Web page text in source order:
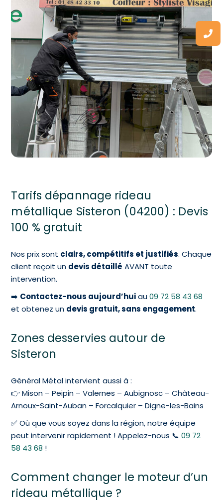
Tarifs dépannage rideau
métallique Sisteron (04200) : Devis
100 % gratuit
Nos prix sont clairs, compétitifs et justifiés. Chaque
client reçoit un devis détaillé AVANT toute
intervention.
➡️ Contactez-nous aujourd’huiau09 72 58 43 68
et obtenez un devis gratuit, sans engagement.
Zones desservies autour de
Sisteron
Général Métal intervient aussi à :
👉 Mison – Peipin – Valernes – Aubignosc – Château-
Arnoux-Saint-Auban – Forcalquier – Digne-les-Bains
✅ Où que vous soyez dans la région, notre équipe
peut intervenir rapidement ! Appelez-nous 📞09 72
58 43 68 !
Comment changer le moteur d’un
rideau métallique ?